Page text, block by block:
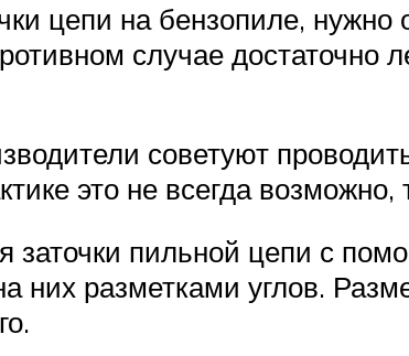
цепи на бензопиле, нужно
случае достаточно
советуют
это не всегда
заточки пильной цепи с
них разметками углов.